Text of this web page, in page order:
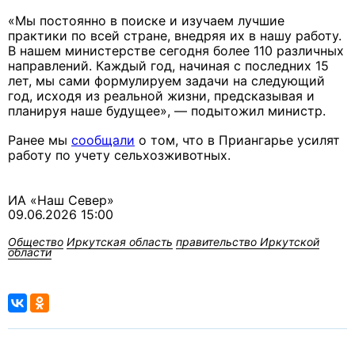
«Мы постоянно в поиске и изучаем лучшие
практики по всей стране, внедряя их в нашу работу.
В нашем министерстве сегодня более 110 различных
направлений. Каждый год, начиная с последних 15
лет, мы сами формулируем задачи на следующий
год, исходя из реальной жизни, предсказывая и
планируя наше будущее», — подытожил министр.
Ранее мы сообщали о том, что в Приангарье усилят
работу по учету сельхозживотных.
ИА «Наш Север»
09.06.2026 15:00
Общество Иркутская область правительство Иркутской
области